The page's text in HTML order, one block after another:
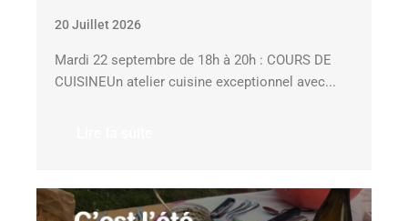
20 Juillet 2026
Mardi 22 septembre de 18h à 20h : COURS DE
CUISINEUn atelier cuisine exceptionnel avec...